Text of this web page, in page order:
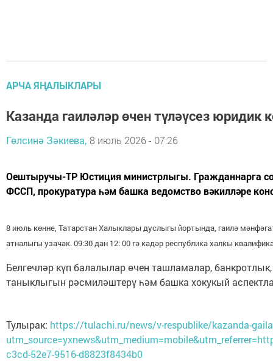
АРЧА ЯҢАЛЫКЛАРЫ
Казанда гаиләләр өчен түләүсез юридик
Гөлсинә Зәкиева, 8 июль 2026 - 07:26
Оештыручы-ТР Юстиция министрлыгы. Гражданнарга
ФССП, прокуратура һәм башка ведомство вәкилләре
8 июль көнне, Татарстан Халыклары дуслыгы йортында, гаилә
атналыгы узачак. 09:30 дан 12: 00 гә кадәр республика халкы
Белгечләр күп балалылар өчен ташламалар,
таныклыгын рәсмиләштерү һәм башка хокукый
Тулырак: https://tulachi.ru/news/v-respublike/kazanda-
c3cd-52e7-9516-d8823f8434b0